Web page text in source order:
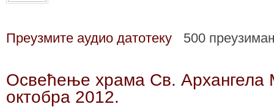
Преузмите аудио датотеку 500
Освећење храма Св. Архангела
октобра 2012.